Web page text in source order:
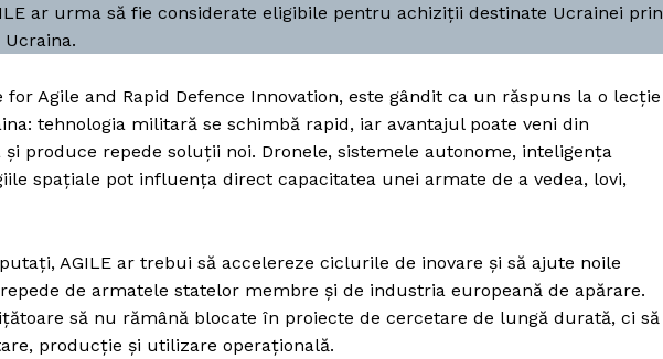
ar urma să fie considerate eligibile pentru achiziții destinate Ucrainei prin
for Agile and Rapid Defence Innovation, este gândit ca un răspuns la o lecție
tehnologia militară se schimbă rapid, iar avantajul poate veni din
și produce repede soluții noi. Dronele, sistemele autonome, inteligența
spațiale pot influența direct capacitatea unei armate de a vedea, lovi,
AGILE ar trebui să accelereze ciclurile de inovare și să ajute noile
de armatele statelor membre și de industria europeană de apărare.
să nu rămână blocate în proiecte de cercetare de lungă durată, ci să
producție și utilizare operațională.